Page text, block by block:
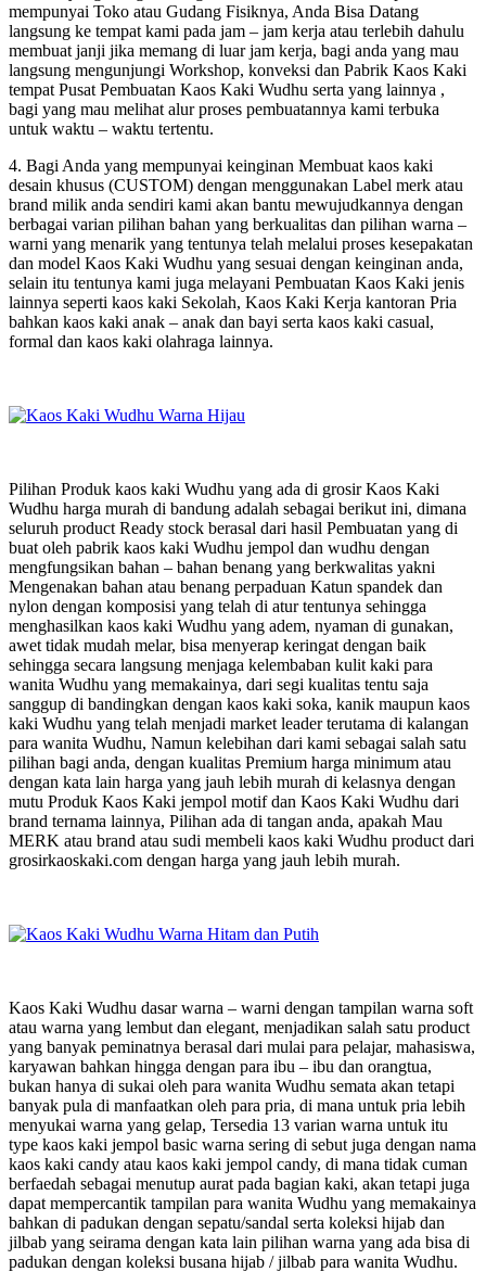
mempunyai Toko atau Gudang Fisiknya, Anda Bisa Datang
langsung ke tempat kami pada jam – jam kerja atau terlebih dahulu
membuat janji jika memang di luar jam kerja, bagi anda yang mau
langsung mengunjungi Workshop, konveksi dan Pabrik Kaos Kaki
tempat Pusat Pembuatan Kaos Kaki Wudhu serta yang lainnya ,
bagi yang mau melihat alur proses pembuatannya kami terbuka
untuk waktu – waktu tertentu.
4. Bagi Anda yang mempunyai keinginan Membuat kaos kaki
desain khusus (CUSTOM) dengan menggunakan Label merk atau
brand milik anda sendiri kami akan bantu mewujudkannya dengan
berbagai varian pilihan bahan yang berkualitas dan pilihan warna –
warni yang menarik yang tentunya telah melalui proses kesepakatan
dan model Kaos Kaki Wudhu yang sesuai dengan keinginan anda,
selain itu tentunya kami juga melayani Pembuatan Kaos Kaki jenis
lainnya seperti kaos kaki Sekolah, Kaos Kaki Kerja kantoran Pria
bahkan kaos kaki anak – anak dan bayi serta kaos kaki casual,
formal dan kaos kaki olahraga lainnya.
Pilihan Produk kaos kaki Wudhu yang ada di grosir Kaos Kaki
Wudhu harga murah di bandung adalah sebagai berikut ini, dimana
seluruh product Ready stock berasal dari hasil Pembuatan yang di
buat oleh pabrik kaos kaki Wudhu jempol dan wudhu dengan
mengfungsikan bahan – bahan benang yang berkwalitas yakni
Mengenakan bahan atau benang perpaduan Katun spandek dan
nylon dengan komposisi yang telah di atur tentunya sehingga
menghasilkan kaos kaki Wudhu yang adem, nyaman di gunakan,
awet tidak mudah melar, bisa menyerap keringat dengan baik
sehingga secara langsung menjaga kelembaban kulit kaki para
wanita Wudhu yang memakainya, dari segi kualitas tentu saja
sanggup di bandingkan dengan kaos kaki soka, kanik maupun kaos
kaki Wudhu yang telah menjadi market leader terutama di kalangan
para wanita Wudhu, Namun kelebihan dari kami sebagai salah satu
pilihan bagi anda, dengan kualitas Premium harga minimum atau
dengan kata lain harga yang jauh lebih murah di kelasnya dengan
mutu Produk Kaos Kaki jempol motif dan Kaos Kaki Wudhu dari
brand ternama lainnya, Pilihan ada di tangan anda, apakah Mau
MERK atau brand atau sudi membeli kaos kaki Wudhu product dari
grosirkaoskaki.com dengan harga yang jauh lebih murah.
Kaos Kaki Wudhu dasar warna – warni dengan tampilan warna soft
atau warna yang lembut dan elegant, menjadikan salah satu product
yang banyak peminatnya berasal dari mulai para pelajar, mahasiswa,
karyawan bahkan hingga dengan para ibu – ibu dan orangtua,
bukan hanya di sukai oleh para wanita Wudhu semata akan tetapi
banyak pula di manfaatkan oleh para pria, di mana untuk pria lebih
menyukai warna yang gelap, Tersedia 13 varian warna untuk itu
type kaos kaki jempol basic warna sering di sebut juga dengan nama
kaos kaki candy atau kaos kaki jempol candy, di mana tidak cuman
berfaedah sebagai menutup aurat pada bagian kaki, akan tetapi juga
dapat mempercantik tampilan para wanita Wudhu yang memakainya
bahkan di padukan dengan sepatu/sandal serta koleksi hijab dan
jilbab yang seirama dengan kata lain pilihan warna yang ada bisa di
padukan dengan koleksi busana hijab / jilbab para wanita Wudhu.